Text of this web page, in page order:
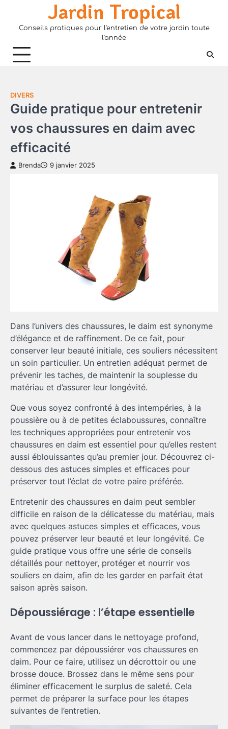
content
Jardin Tropical
Conseils pratiques pour l'entretien de votre jardin toute
l'année
DIVERS
Guide pratique pour entretenir
vos chaussures en daim avec
efficacité
Brenda 9 janvier 2025
Dans l’univers des chaussures, le daim est synonyme
d’élégance et de raffinement. De ce fait, pour
conserver leur beauté initiale, ces souliers nécessitent
un soin particulier. Un entretien adéquat permet de
prévenir les taches, de maintenir la souplesse du
matériau et d’assurer leur longévité.
Que vous soyez confronté à des intempéries, à la
poussière ou à de petites éclaboussures, connaître
les techniques appropriées pour entretenir vos
chaussures en daim est essentiel pour qu’elles restent
aussi éblouissantes qu’au premier jour. Découvrez ci-
dessous des astuces simples et efficaces pour
préserver tout l’éclat de votre paire préférée.
Entretenir des chaussures en daim peut sembler
difficile en raison de la délicatesse du matériau, mais
avec quelques astuces simples et efficaces, vous
pouvez préserver leur beauté et leur longévité. Ce
guide pratique vous offre une série de conseils
détaillés pour nettoyer, protéger et nourrir vos
souliers en daim, afin de les garder en parfait état
saison après saison.
Dépoussiérage : l’étape essentielle
Avant de vous lancer dans le nettoyage profond,
commencez par dépoussiérer vos chaussures en
daim. Pour ce faire, utilisez un décrottoir ou une
brosse douce. Brossez dans le même sens pour
éliminer efficacement le surplus de saleté. Cela
permet de préparer la surface pour les étapes
suivantes de l’entretien.